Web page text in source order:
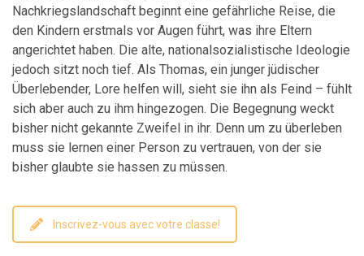
Nachkriegslandschaft beginnt eine gefährliche Reise, die
den Kindern erstmals vor Augen führt, was ihre Eltern
angerichtet haben. Die alte, nationalsozialistische Ideologie
jedoch sitzt noch tief. Als Thomas, ein junger jüdischer
Überlebender, Lore helfen will, sieht sie ihn als Feind – fühlt
sich aber auch zu ihm hingezogen. Die Begegnung weckt
bisher nicht gekannte Zweifel in ihr. Denn um zu überleben
muss sie lernen einer Person zu vertrauen, von der sie
bisher glaubte sie hassen zu müssen.
Inscrivez-vous avec votre classe!